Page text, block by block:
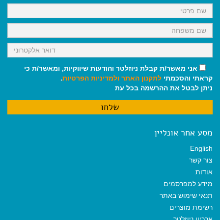
k
p
m
אני מאשר/ת קבלת ניוזלטר והודעות שיווקיות, ומאשר/ת כי
קראתי והסכמתי לתקנון האתר ולמדיניות הפרטיות.
ניתן לבטל את ההרשמה בכל עת
מסע אחר אונליין
English
צור קשר
אודות
מידע למפרסמים
תנאי שימוש באתר
רשימת מוצרים